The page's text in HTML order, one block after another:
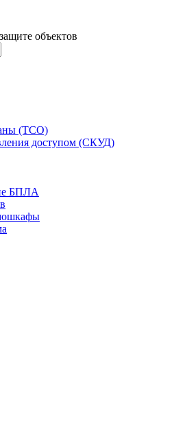
объектов
(ТСО)
доступом (СКУД)
БПЛА